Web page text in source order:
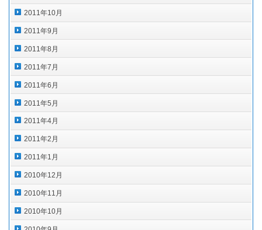
2011年10月
2011年9月
2011年8月
2011年7月
2011年6月
2011年5月
2011年4月
2011年2月
2011年1月
2010年12月
2010年11月
2010年10月